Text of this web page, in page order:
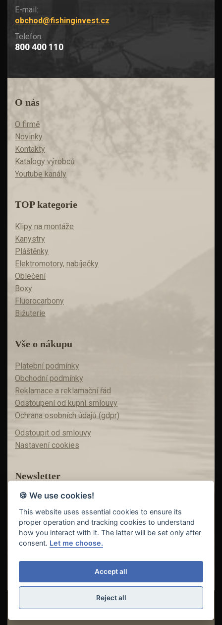
E-mail:
obchod@fishinginvest.cz
Telefon:
800 400 110
O nás
O firmě
Novinky
Kontakty
Katalogy výrobců
Youtube kanály
TOP kategorie
Klipy na montáže
Kanystry
Pláštěnky
Elektromotory, nabíječky
Oblečení
Boxy
Fluorocarbony
Bižuterie
Vše o nákupu
Platební podmínky
Obchodní podmínky
Reklamace a reklamační řád
Odstoupení od kupní smlouvy
Ochrana osobních údajů (gdpr)
Odstoupit od smlouvy
Nastavení cookies
Newsletter
Máte zájem o akční nabídky?
Teď už vám nic neunikne!
FISHING INVEST s.r.o. | partner
🍪 We use cookies!
This website uses essential cookies to ensure its
proper operation and tracking cookies to understand
how you interact with it. The latter will be set only after
consent. Let me choose.
Accept all
Reject all